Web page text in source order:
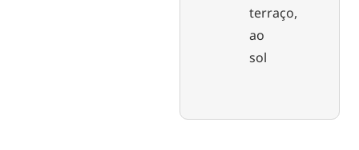
terraço,
ao
sol